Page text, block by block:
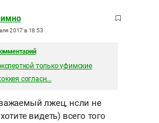
2017 в 18:53
только уфимские
согласн...
лжец, нсли не
видеть) всего того